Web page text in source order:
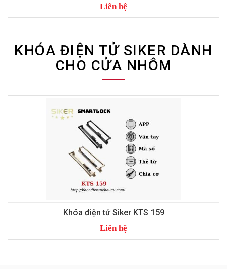
Liên hệ
KHÓA ĐIỆN TỬ SIKER DÀNH
CHO CỬA NHÔM
Khóa điện tử Siker KTS 155
Liên hệ